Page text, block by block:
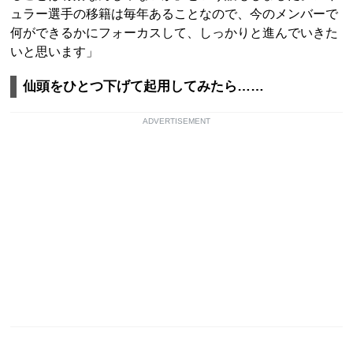
ュラー選手の移籍は毎年あることなので、今のメンバーで
何ができるかにフォーカスして、しっかりと進んでいきた
いと思います」
仙頭をひとつ下げて起用してみたら……
ADVERTISEMENT